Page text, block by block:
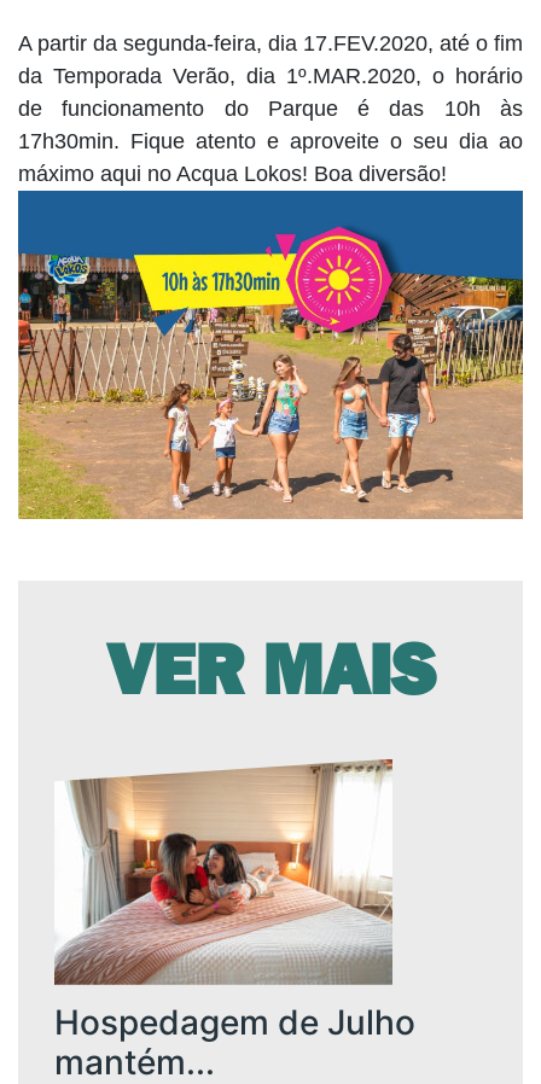
A partir da segunda-feira, dia 17.FEV.2020, até o fim
da Temporada Verão, dia 1º.MAR.2020, o horário
de funcionamento do Parque é das 10h às
17h30min. Fique atento e aproveite o seu dia ao
máximo aqui no Acqua Lokos! Boa diversão!
VER MAIS
Hospedagem de Julho
mantém...